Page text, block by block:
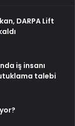
DARPA Lift
iş insanı
talebi